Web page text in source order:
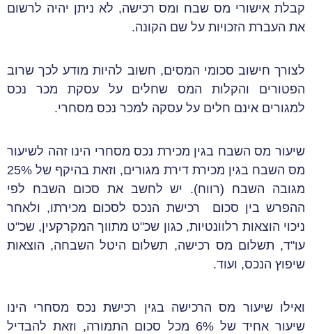
קבלת אישורי מס שבח ומס רכישה, לא ניתן יהיה לרשום
את העברת הזכויות על שם הקונה.
לצורך חישוב סכומי המסים, חשוב להיות מודע לכך שרוב
הפטורים והקלות המס שחלים על עסקת מכר נכס
למגורים אינם חלים על עסקה למכר נכס מסחרי.
שיעור מס השבח בגין מכירת נכס מסחרי הינו זהה לשיעור
מס השבח בגין מכירת דירת מגורים, וזאת בהיקף של 25%
מגובה השבח (רווח). יש לחשב את סכום השבח לפי
ההפרש בין סכום רכישת הנכס לסכום מכירתו, ולאחר
ניכוי הוצאות רלוונטיות, כגון שכ"ט מתווך המקרקעין, שכ"ט
עו"ד, תשלום מס רכישה, תשלום היטל השבחה, הוצאות
שיפוץ הנכס, ועוד.
ואילו שיעור מס הרכישה בגין רכישת נכס מסחרי הינו
שיעור אחיד של 6% מכל סכום התמורה, וזאת להבדיל